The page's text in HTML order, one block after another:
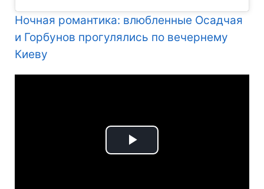
Ночная романтика: влюбленные Осадчая
и Горбунов прогулялись по вечернему
Киеву
Play